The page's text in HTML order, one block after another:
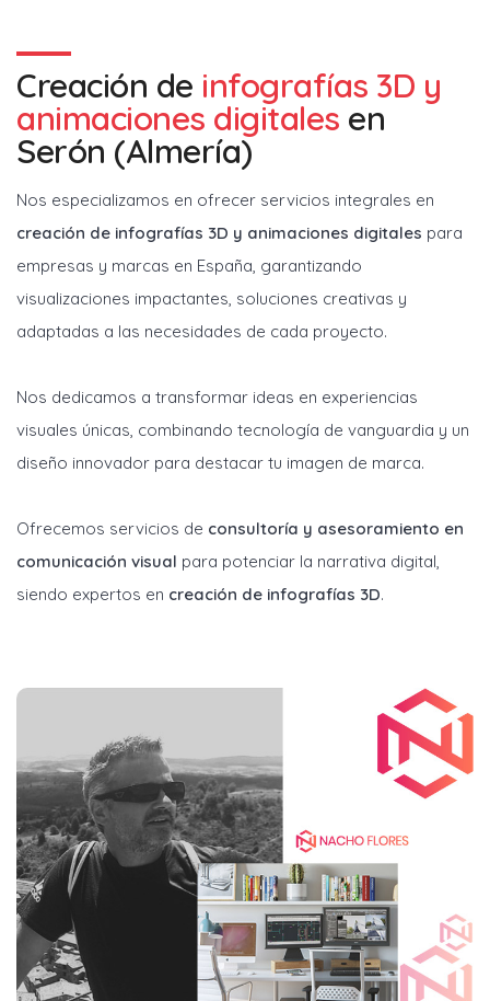
Creación de infografías 3D y
animaciones digitales en
Serón (Almería)
Nos especializamos en ofrecer servicios integrales en
creación de infografías 3D y animaciones digitales para
empresas y marcas en España, garantizando
visualizaciones impactantes, soluciones creativas y
adaptadas a las necesidades de cada proyecto.
Nos dedicamos a transformar ideas en experiencias
visuales únicas, combinando tecnología de vanguardia y un
diseño innovador para destacar tu imagen de marca.
Ofrecemos servicios de consultoría y asesoramiento en
comunicación visual para potenciar la narrativa digital,
siendo expertos en creación de infografías 3D.